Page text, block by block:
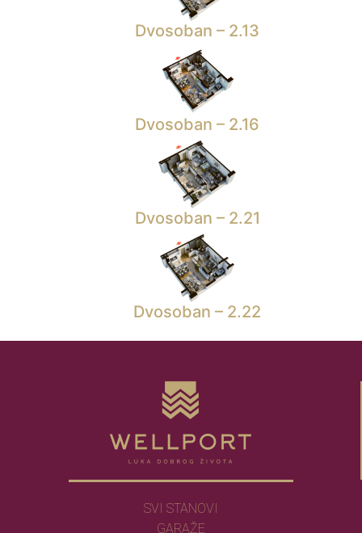
Dvosoban – 2.13
Dvosoban – 2.16
Dvosoban – 2.21
Dvosoban – 2.22
SVI STANOVI
GARAŽE